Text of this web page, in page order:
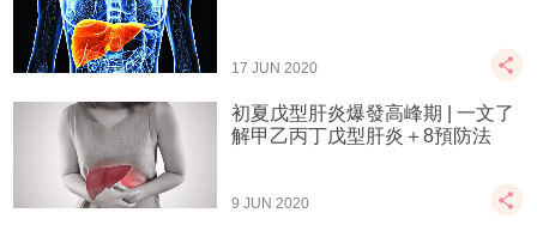
17 JUN 2020
初夏戊型肝炎爆發高峰期 | 一文了
解甲乙丙丁戊型肝炎＋8預防法
9 JUN 2020